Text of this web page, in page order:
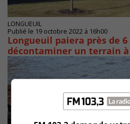
LONGUEUIL
Publié le 19 octobre 2022 à 16h00
Longueuil paiera près de
décontaminer un terrain